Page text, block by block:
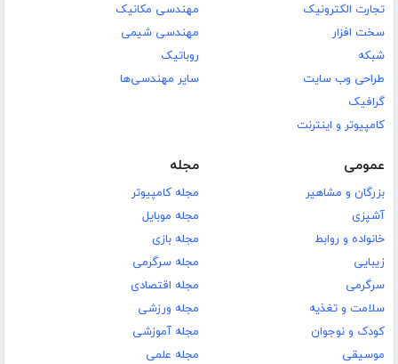
تجارت الکترونیک
سخت افزار
شبکه
طراحی وب سایت
گرافیک
کامپیوتر و اینترنت
مهندسی مکانیک
مهندسی شیمی
روباتیک
سایر مهندسی‌ها
عمومی
بزرگان و مشاهیر
آشپزی
خانواده و روابط
زیبایی
سرگرمی
سلامت و تغذیه
کودک و نوجوان
موسیقی
مجله
مجله کامپیوتر
مجله موبایل
مجله بازی
مجله سرگرمی
مجله اقتصادی
مجله ورزشی
مجله آموزشی
مجله علمی